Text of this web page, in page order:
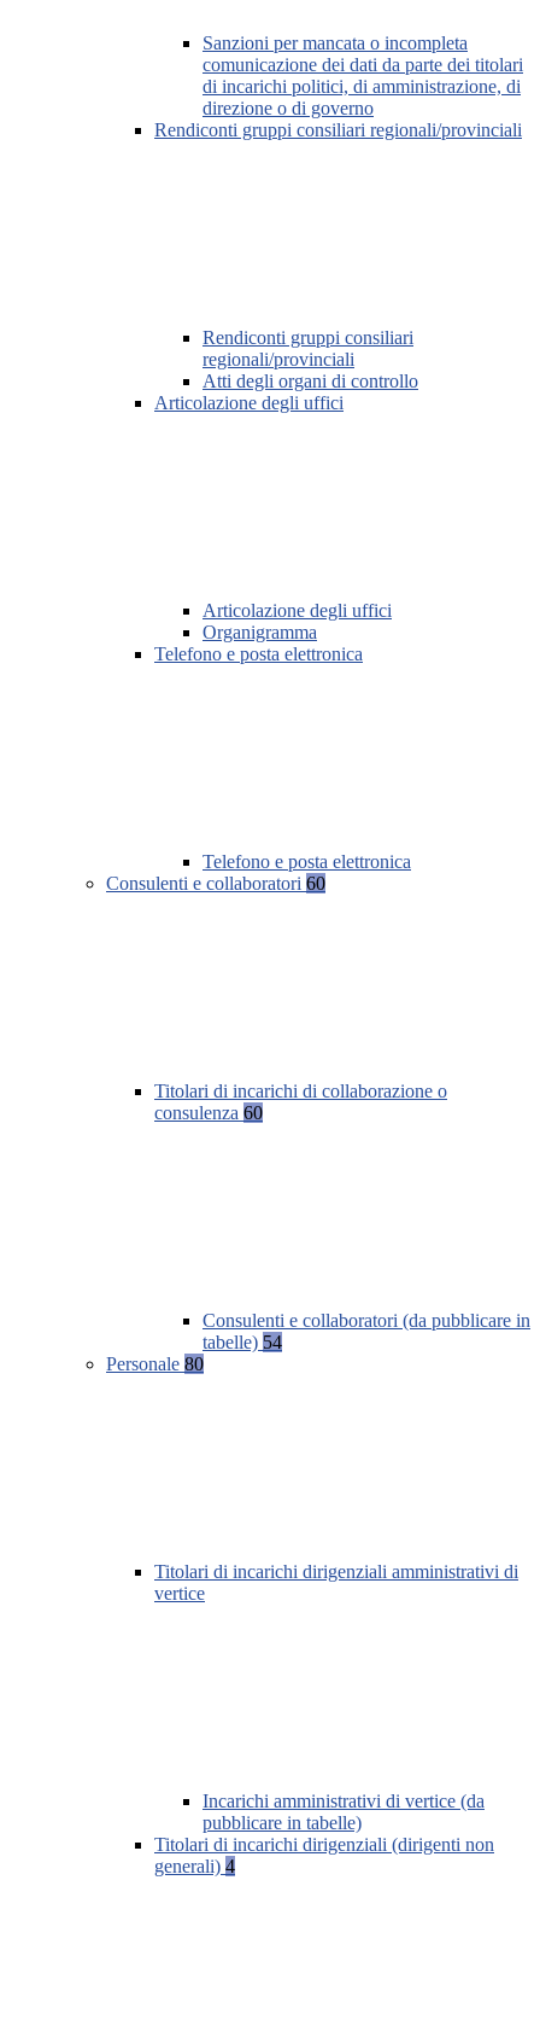
Sanzioni per mancata o incompleta
comunicazione dei dati da parte dei titolari
di incarichi politici, di amministrazione, di
direzione o di governo
Rendiconti gruppi consiliari regionali/provinciali
Rendiconti gruppi consiliari
regionali/provinciali
Atti degli organi di controllo
Articolazione degli uffici
Articolazione degli uffici
Organigramma
Telefono e posta elettronica
Telefono e posta elettronica
Consulenti e collaboratori 60
Titolari di incarichi di collaborazione o
consulenza 60
Consulenti e collaboratori (da pubblicare in
tabelle) 54
Personale 80
Titolari di incarichi dirigenziali amministrativi di
vertice
Incarichi amministrativi di vertice (da
pubblicare in tabelle)
Titolari di incarichi dirigenziali (dirigenti non
generali) 4